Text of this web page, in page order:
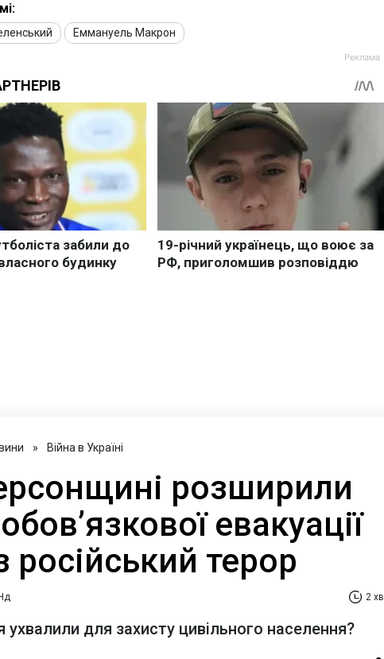
Еммануель Макрон
» Війна в Україні
розширили
евакуації
російський терор
2 хв
ухвалили для захисту цивільного населення?